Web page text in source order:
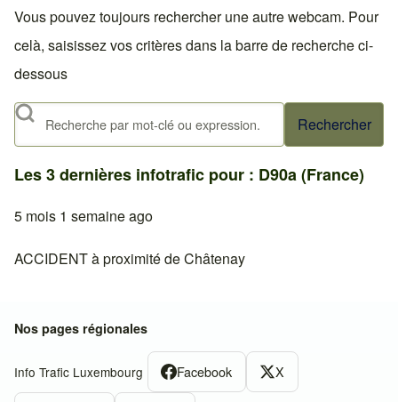
Vous pouvez toujours rechercher une autre webcam. Pour
celà, saisissez vos critères dans la barre de recherche ci-
dessous
Rechercher
Les 3 dernières infotrafic pour : D90a (France)
5 mois 1 semaine ago
ACCIDENT à proximité de Châtenay
Nos pages régionales
Info Trafic Luxembourg Facebook X